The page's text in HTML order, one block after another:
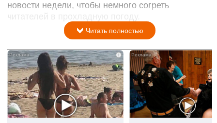
новости недели, чтобы немного согреть
читателей в прохладную погоду.
Читать полностью
i